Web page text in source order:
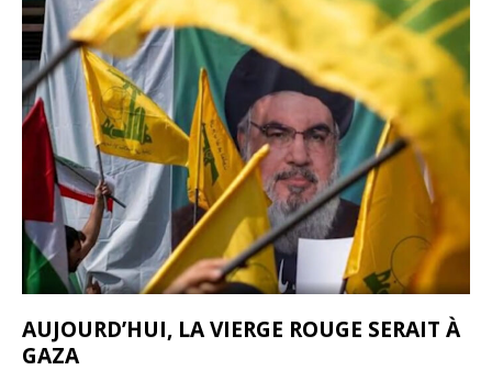
AUJOURD’HUI, LA VIERGE ROUGE SERAIT À
GAZA